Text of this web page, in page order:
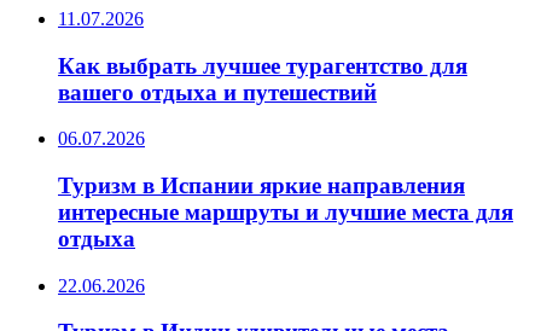
11.07.2026
Как выбрать лучшее турагентство для
вашего отдыха и путешествий
06.07.2026
Туризм в Испании яркие направления
интересные маршруты и лучшие места для
отдыха
22.06.2026